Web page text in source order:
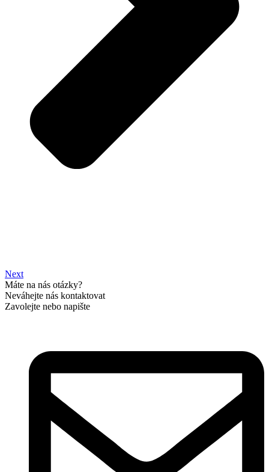
Next
Máte na nás otázky?
Neváhejte nás kontaktovat
Zavolejte nebo napište